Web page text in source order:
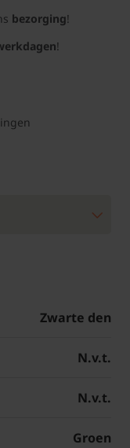
bezorging!
!
Zwarte den
N.v.t.
N.v.t.
Groen